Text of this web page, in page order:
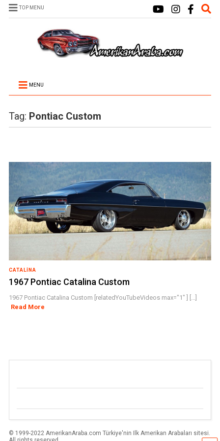
TOP MENU
MENU
Tag: Pontiac Custom
CATALINA
1967 Pontiac Catalina Custom
1967 Pontiac Catalina Custom [relatedYouTubeVideos max="1" ] [...]
Read More
© 1999-2022 AmerikanAraba.com Türkiye'nin Ilk Amerikan Arabaları sitesi.